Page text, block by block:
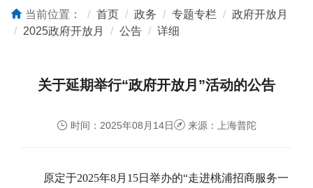
当前位置： 首页 政务 专题专栏
政府开放月
2025政府开放月
公告 详细
关于延期举行“政府开放月”活动的公告
时间：2025年08月14日 来源：上海普陀
原定于2025年8月15日举办的“走进桃浦招商服务一